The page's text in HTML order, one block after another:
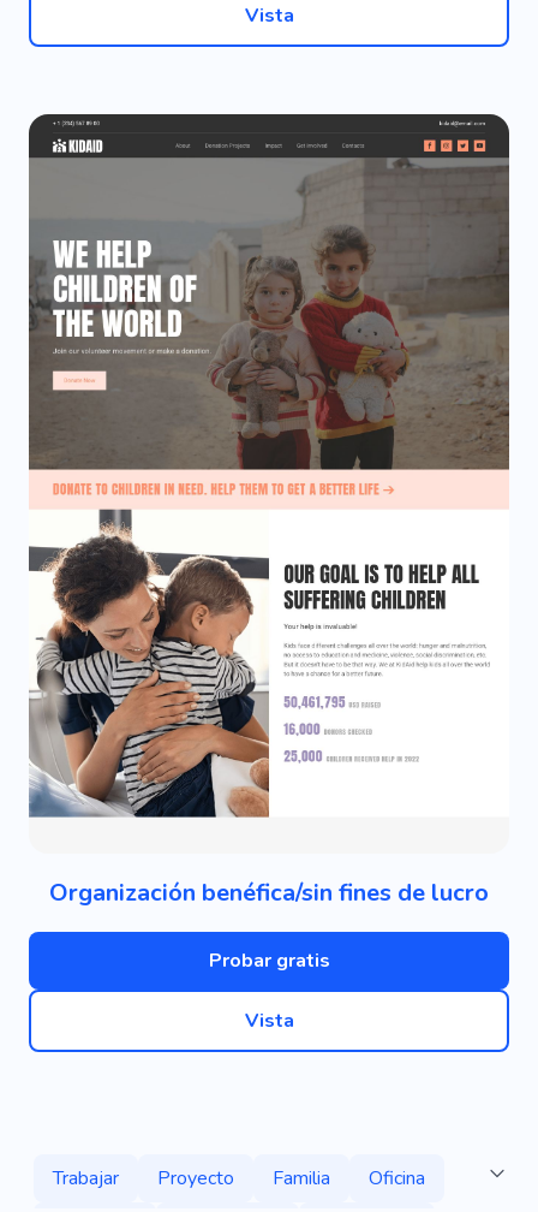
Vista
Organización benéfica/sin fines de lucro
Probar gratis
Vista
Trabajar Proyecto Familia
Oficina